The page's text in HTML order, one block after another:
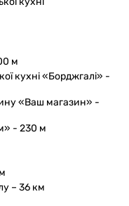
м
кухні «Борджгалі» -
«Ваш магазин» -
- 230 м
– 36 км